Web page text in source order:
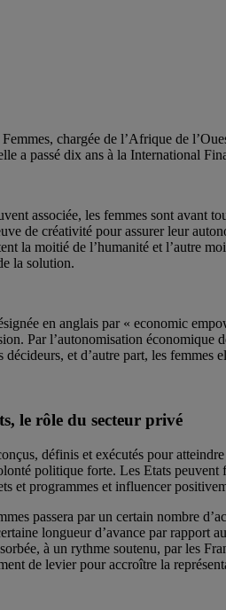
chargée de l’Afrique de
a passé dix ans à la International
associée, les femmes sont avant
de créativité pour assurer leur
la moitié de l’humanité et l’autre
la solution.
en anglais par « economic
Par l’autonomisation
et d’autre part, les femmes
le rôle du secteur privé
définis et exécutés pour
politique forte. Les Etats peuvent
et programmes et influencer
passera par un certain nombre
longueur d’avance par rapport
à un rythme soutenu, par les
de levier pour accroître la